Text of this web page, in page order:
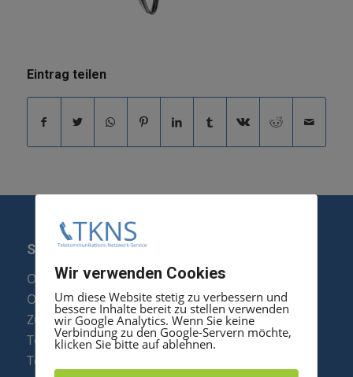
Eintrag teilen
SERVICE
Optipoint Display Reparatur
Octophon F Display Reparatur
Zubehör & Ersatzteile
Telefonanlagen Optimierung
Telefonanlagen Erweiterung
Wir verwenden Cookies
Um diese Website stetig zu verbessern und
bessere Inhalte bereit zu stellen verwenden
wir Google Analytics. Wenn Sie keine
Verbindung zu den Google-Servern möchte,
klicken Sie bitte auf ablehnen.